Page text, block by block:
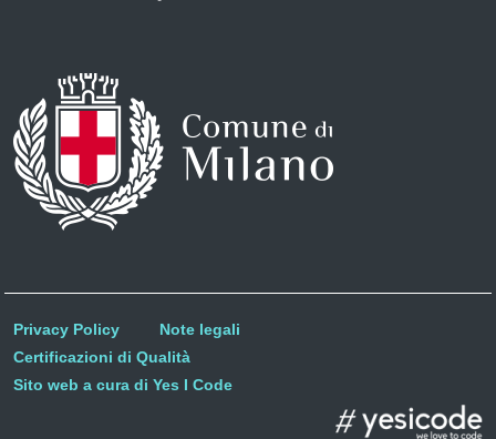
Privacy Policy
Note legali
Certificazioni di Qualità
Sito web a cura di Yes I Code